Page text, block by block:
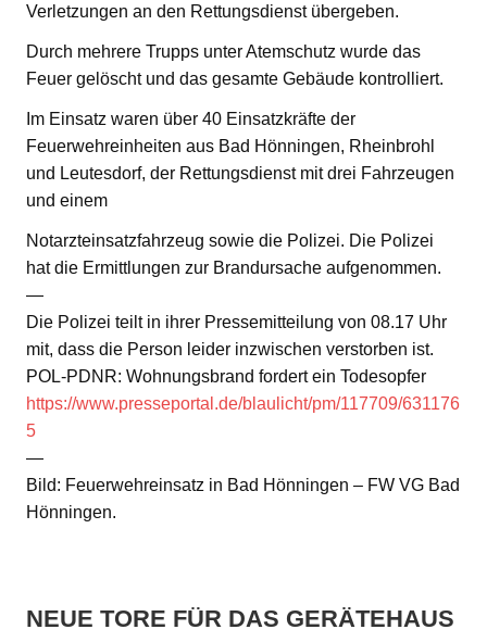
Verletzungen an den Rettungsdienst übergeben.
Durch mehrere Trupps unter Atemschutz wurde das
Feuer gelöscht und das gesamte Gebäude kontrolliert.
Im Einsatz waren über 40 Einsatzkräfte der
Feuerwehreinheiten aus Bad Hönningen, Rheinbrohl
und Leutesdorf, der Rettungsdienst mit drei Fahrzeugen
und einem
Notarzteinsatzfahrzeug sowie die Polizei. Die Polizei
hat die Ermittlungen zur Brandursache aufgenommen.
—
Die Polizei teilt in ihrer Pressemitteilung von 08.17 Uhr
mit, dass die Person leider inzwischen verstorben ist.
POL-PDNR: Wohnungsbrand fordert ein Todesopfer
https://www.presseportal.de/blaulicht/pm/117709/631176
5
—
Bild: Feuerwehreinsatz in Bad Hönningen – FW VG Bad
Hönningen.
NEUE TORE FÜR DAS GERÄTEHAUS